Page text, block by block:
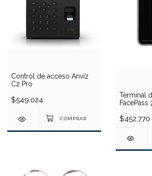
Control de acceso Anviz
C2 Pro
$549.024
Terminal
FacePass
$452.770